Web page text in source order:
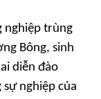
nghiệp trùng
Bông, sinh
diễn đào
nghiệp của